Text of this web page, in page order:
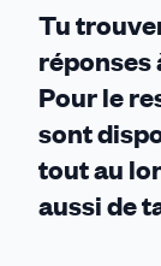
Tu
réponses
Pour le
sont
tout au
aussi de